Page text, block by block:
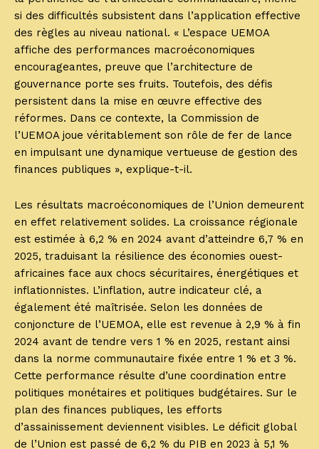
si des difficultés subsistent dans l’application effective
des règles au niveau national. « L’espace UEMOA
affiche des performances macroéconomiques
encourageantes, preuve que l’architecture de
gouvernance porte ses fruits. Toutefois, des défis
persistent dans la mise en œuvre effective des
réformes. Dans ce contexte, la Commission de
l’UEMOA joue véritablement son rôle de fer de lance
en impulsant une dynamique vertueuse de gestion des
finances publiques », explique-t-il.
Les résultats macroéconomiques de l’Union demeurent
en effet relativement solides. La croissance régionale
est estimée à 6,2 % en 2024 avant d’atteindre 6,7 % en
2025, traduisant la résilience des économies ouest-
africaines face aux chocs sécuritaires, énergétiques et
inflationnistes. L’inflation, autre indicateur clé, a
également été maîtrisée. Selon les données de
conjoncture de l’UEMOA, elle est revenue à 2,9 % à fin
2024 avant de tendre vers 1 % en 2025, restant ainsi
dans la norme communautaire fixée entre 1 % et 3 %.
Cette performance résulte d’une coordination entre
politiques monétaires et politiques budgétaires. Sur le
plan des finances publiques, les efforts
d’assainissement deviennent visibles. Le déficit global
de l’Union est passé de 6,2 % du PIB en 2023 à 5,1 %